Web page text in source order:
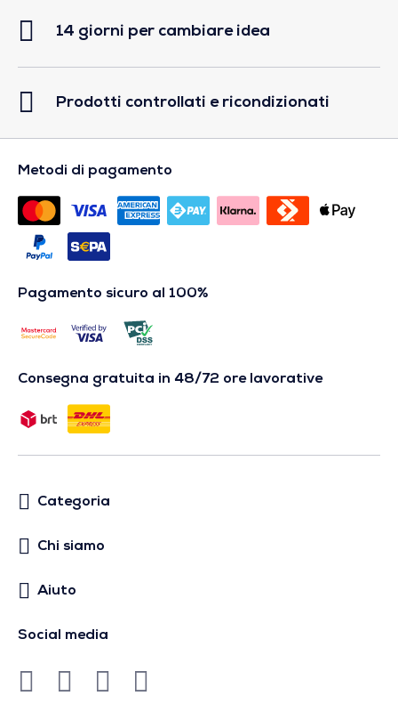
14 giorni per cambiare idea
Prodotti controllati e ricondizionati
Metodi di pagamento
Pagamento sicuro al 100%
Consegna gratuita in 48/72 ore lavorative
Categoria
Chi siamo
Aiuto
Social media